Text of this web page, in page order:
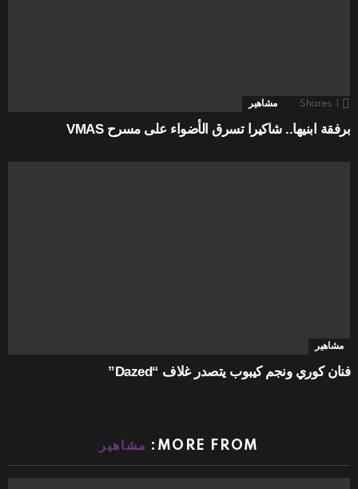
1
Shares مشاهير
برفقة ابنيها.. شاكيرا تسرق الأضواء على مسرح VMAS
مشاهير
فنان كوري ونجم كيبوب يتصدر غلاف “Dazed”
MORE FROM: مشاهير